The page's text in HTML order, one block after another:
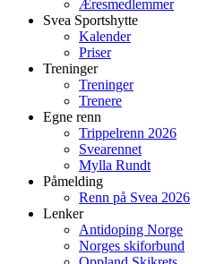
Æresmedlemmer
Svea Sportshytte
Kalender
Priser
Treninger
Treninger
Trenere
Egne renn
Trippelrenn 2026
Svearennet
Mylla Rundt
Påmelding
Renn på Svea 2026
Lenker
Antidoping Norge
Norges skiforbund